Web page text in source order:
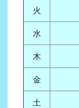
火
水
木
金
土